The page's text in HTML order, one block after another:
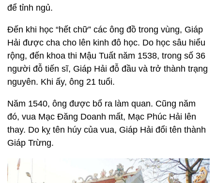
để tỉnh ngủ.
Đến khi học “hết chữ” các ông đồ trong vùng, Giáp
Hải được cha cho lên kinh đô học. Do học sâu hiểu
rộng, đến khoa thi Mậu Tuất năm 1538, trong số 36
người đỗ tiến sĩ, Giáp Hải đỗ đầu và trở thành trạng
nguyên. Khi ấy, ông 21 tuổi.
Năm 1540, ông được bổ ra làm quan. Cũng năm
đó, vua Mạc Đăng Doanh mất, Mạc Phúc Hải lên
thay. Do kỵ tên húy của vua, Giáp Hải đổi tên thành
Giáp Trừng.